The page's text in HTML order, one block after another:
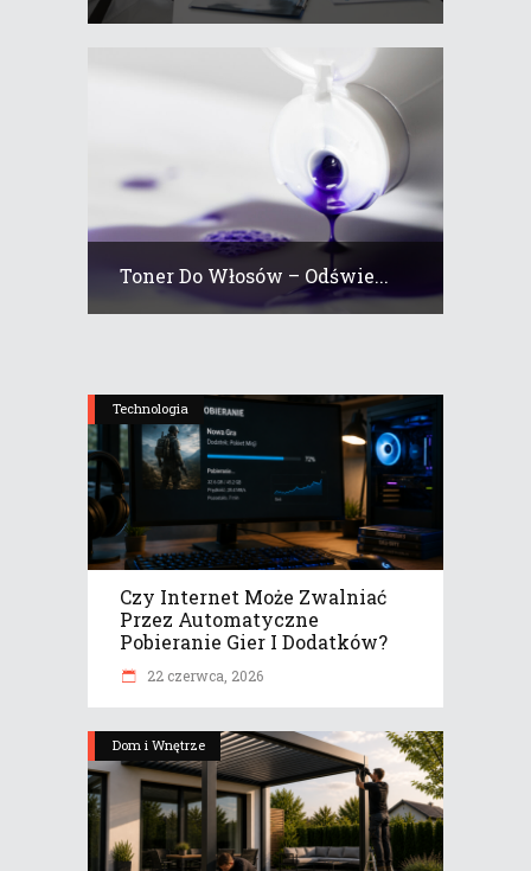
Toner Do Włosów – Odświe...
Technologia
Czy Internet Może Zwalniać
Przez Automatyczne
Pobieranie Gier I Dodatków?
22 czerwca, 2026
Dom i Wnętrze